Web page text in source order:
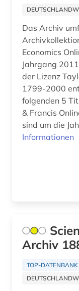
film (4)
finnland (1)
flora (2)
fluidik (1)
Das Archiv
Economics
Jahrgang
der Lizenz
1799-2000
folgenden 5
& Francis
sind um die
Informationen
Archiv
TOP-DATENBANK